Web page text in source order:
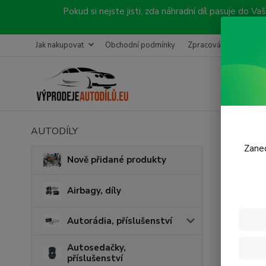
Pokud si nejste jisti, zda náhradní díl pasuje do
Jak nakupovat Obchodní podmínky Zpracování objednávky
AUTODÍLY
Nově přidané produkty
Airbagy, díly
Autorádia, příslušenství
Autosedačky,
příslušenství